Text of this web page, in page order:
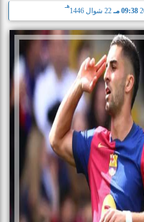
09:38 مـ 22 شوال 1446
هـ